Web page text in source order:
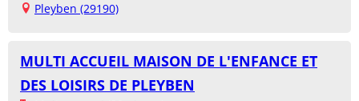
Pleyben (29190)
MULTI ACCUEIL MAISON DE L'ENFANCE ET
DES LOISIRS DE PLEYBEN